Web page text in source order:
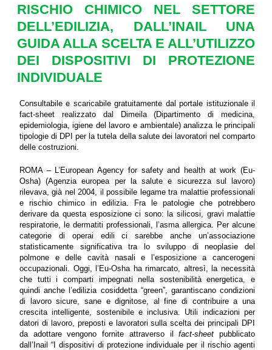
RISCHIO CHIMICO NEL SETTORE
DELL’EDILIZIA, DALL’INAIL UNA
GUIDA ALLA SCELTA E ALL’UTILIZZO
DEI DISPOSITIVI DI PROTEZIONE
INDIVIDUALE
Consultabile e scaricabile gratuitamente dal portale istituzionale il
fact-sheet realizzato dal Dimeila (Dipartimento di medicina,
epidemiologia, igiene del lavoro e ambientale) analizza le principali
tipologie di DPI per la tutela della salute dei lavoratori nel comparto
delle costruzioni.
ROMA – L’European Agency for safety and health at work (Eu-
Osha) (Agenzia europea per la salute e sicurezza sul lavoro)
rilevava, già nel 2004, il possibile legame tra malattie professionali
e rischio chimico in edilizia. Fra le patologie che potrebbero
derivare da questa esposizione ci sono: la silicosi, gravi malattie
respiratorie, le dermatiti professionali, l’asma allergica. Per alcune
categorie di operai edili ci sarebbe anche un’associazione
statisticamente significativa tra lo sviluppo di neoplasie del
polmone e delle cavità nasali e l’esposizione a cancerogeni
occupazionali. Oggi, l’Eu-Osha ha rimarcato, altresì, la necessità
che tutti i comparti impegnati nella sostenibilità energetica, e
quindi anche l’edilizia cosiddetta “green”, garantiscano condizioni
di lavoro sicure, sane e dignitose, al fine di contribuire a una
crescita intelligente, sostenibile e inclusiva. Utili indicazioni per
datori di lavoro, preposti e lavoratori sulla scelta dei principali DPI
da adottare vengono fornite attraverso ilfact-sheet pubblicato
dall’Inail “I dispositivi di protezione individuale per il rischio agenti